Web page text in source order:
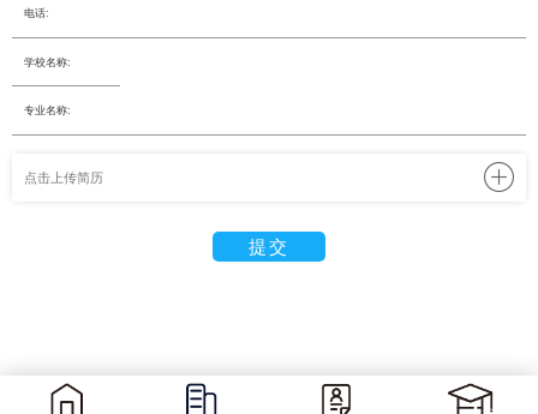
电话:
学校名称:
专业名称:
提交